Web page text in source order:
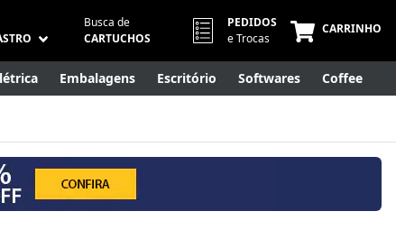
Busca de
CARTUCHOS
PEDIDOS
e Trocas
CARRINHO
Embalagens Escritório Softwares Coffee